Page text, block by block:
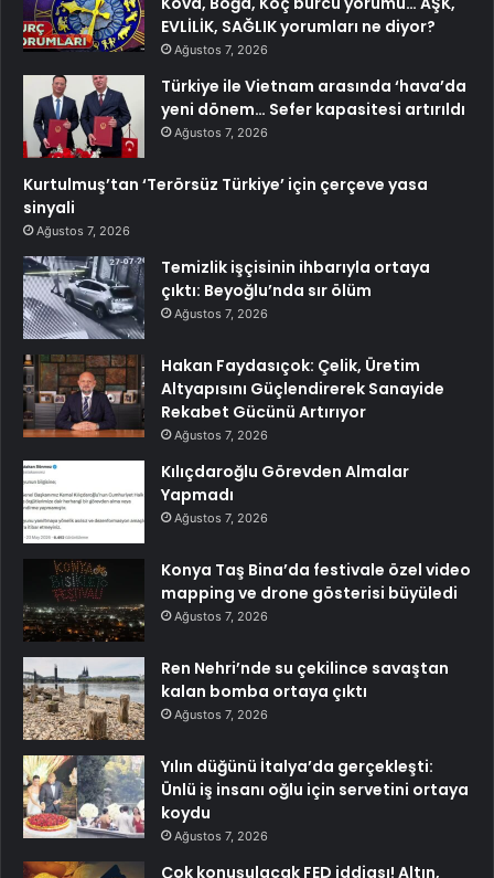
EVLİLİK, SAĞLIK yorumları ne diyor?
Ağustos 7, 2026
Türkiye ile Vietnam arasında ‘hava’da
yeni dönem… Sefer kapasitesi artırıldı
Ağustos 7, 2026
Kurtulmuş’tan ‘Terörsüz Türkiye’ için çerçeve yasa
sinyali
Ağustos 7, 2026
Temizlik işçisinin ihbarıyla ortaya
çıktı: Beyoğlu’nda sır ölüm
Ağustos 7, 2026
Hakan Faydasıçok: Çelik, Üretim
Altyapısını Güçlendirerek Sanayide
Rekabet Gücünü Artırıyor
Ağustos 7, 2026
Kılıçdaroğlu Görevden Almalar
Yapmadı
Ağustos 7, 2026
Konya Taş Bina’da festivale özel video
mapping ve drone gösterisi büyüledi
Ağustos 7, 2026
Ren Nehri’nde su çekilince savaştan
kalan bomba ortaya çıktı
Ağustos 7, 2026
Yılın düğünü İtalya’da gerçekleşti:
Ünlü iş insanı oğlu için servetini ortaya
koydu
Ağustos 7, 2026
Çok konuşulacak FED iddiası! Altın,